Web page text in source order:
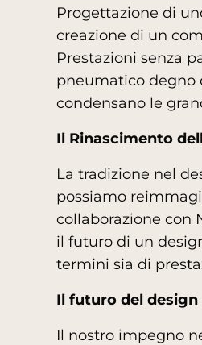
Progettazione di
creazione di un
Prestazioni senza
pneumatico degno
condensano le
Il Rinascimento
La tradizione nel
possiamo
collaborazione con
il futuro di un
termini sia di
Il futuro del design
Il nostro impegno